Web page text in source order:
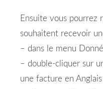
Ensuite vous pourrez
souhaitent recevoir
– dans le menu
– double-cliquer sur
une facture en Anglais